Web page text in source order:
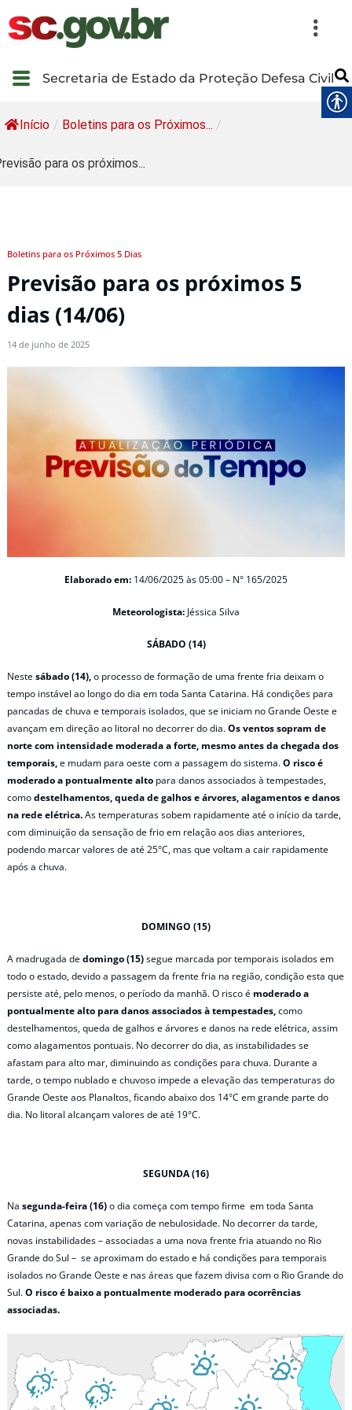
Secretaria de Estado da Proteção Defesa Civil
Início / Boletins para os Próximos... /
para os próximos...
Boletins para os Próximos 5 Dias
Previsão para os próximos 5
dias (14/06)
14 de junho de 2025
Elaborado em: 14/06/2025 às 05:00 – N° 165/2025
Meteorologista: Jéssica Silva
SÁBADO (14)
Nestesábado (14),o processo de formação de uma frente fria deixam o
tempo instável ao longo do dia em toda Santa Catarina. Há condições para
pancadas de chuva e temporais isolados, que se iniciam no Grande Oeste e
avançam em direção ao litoral no decorrer do dia.Os ventos sopram de
norte com intensidade moderada a forte, mesmo antes da chegada dos
temporais,e mudam para oeste com a passagem do sistema.O risco é
moderado a pontualmente alto para danos associados à tempestades,
comodestelhamentos, queda de galhos e árvores, alagamentos e danos
na rede elétrica.As temperaturas sobem rapidamente até o início da tarde,
com diminuição da sensação de frio em relação aos dias anteriores,
podendo marcar valores de até 25°C, mas que voltam a cair rapidamente
após a chuva.
DOMINGO (15)
A madrugada dedomingo (15)segue marcada por temporais isolados em
todo o estado, devido a passagem da frente fria na região, condição esta que
persiste até, pelo menos, o período da manhã. O risco é moderado a
pontualmente alto para danos associados à tempestades,como
destelhamentos, queda de galhos e árvores e danos na rede elétrica, assim
como alagamentos pontuais. No decorrer do dia, as instabilidades se
afastam para alto mar, diminuindo as condições para chuva. Durante a
tarde, o tempo nublado e chuvoso impede a elevação das temperaturas do
Grande Oeste aos Planaltos, ficando abaixo dos 14°C em grande parte do
dia. No litoral alcançam valores de até 19°C.
SEGUNDA (16)
Na segunda-feira (16)o dia começa com tempo firme em toda Santa
Catarina, apenas com variação de nebulosidade. No decorrer da tarde,
novas instabilidades – associadas a uma nova frente fria atuando no Rio
Grande do Sul – se aproximam do estado e há condições para temporais
isolados no Grande Oeste e nas áreas que fazem divisa com o Rio Grande do
Sul.O risco é baixo a pontualmente moderado para ocorrências
associadas.